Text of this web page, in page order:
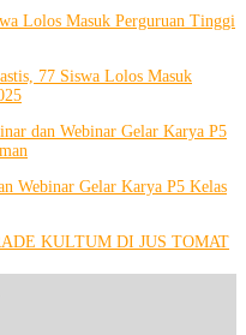
Lolos Masuk Perguruan Tinggi
77 Siswa Lolos Masuk
dan Webinar Gelar Karya P5
Webinar Gelar Karya P5 Kelas
KULTUM DI JUS TOMAT